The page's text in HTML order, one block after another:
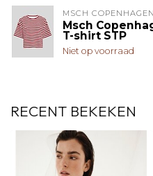
MSCH COPENHAGEN
Msch
T-shirt STP
Niet op voorraad
RECENT BEKEKEN